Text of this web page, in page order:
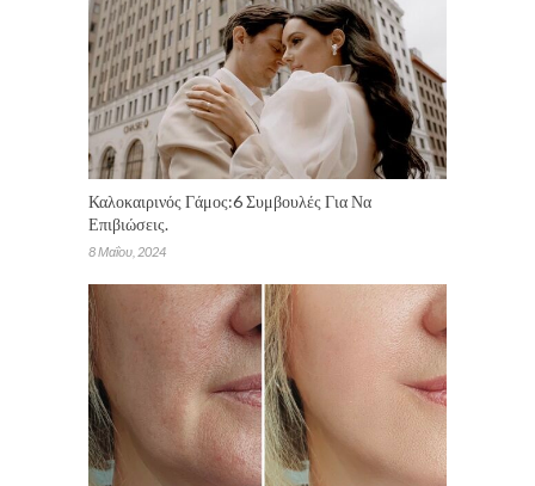
Καλοκαιρινός Γάμος:6 Συμβουλές Για Να
Επιβιώσεις.
8 Μαΐου, 2024